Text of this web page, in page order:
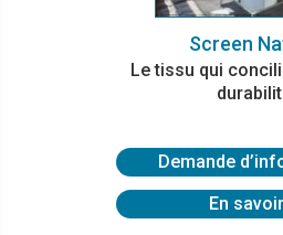
Screen
Le tissu qui
Demande
En